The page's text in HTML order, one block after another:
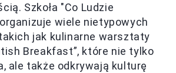
Szkoła "Co Ludzie
wiele nietypowych
jak kulinarne warsztaty
Breakfast”, które nie tylko
ale także odkrywają kulturę